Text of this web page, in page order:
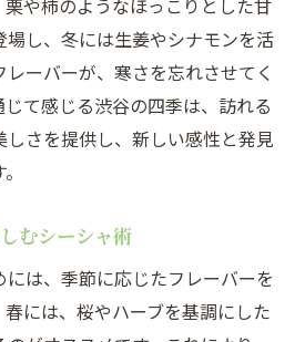
や柿のようなほっこりとした甘
場し、冬には生姜やシナモンを活
ーバーが、寒さを忘れさせてく
て感じる渋谷の四季は、訪れる
さを提供し、新しい感性と発見
むシーシャ術
は、季節に応じたフレーバーを
には、桜やハーブを基調にした